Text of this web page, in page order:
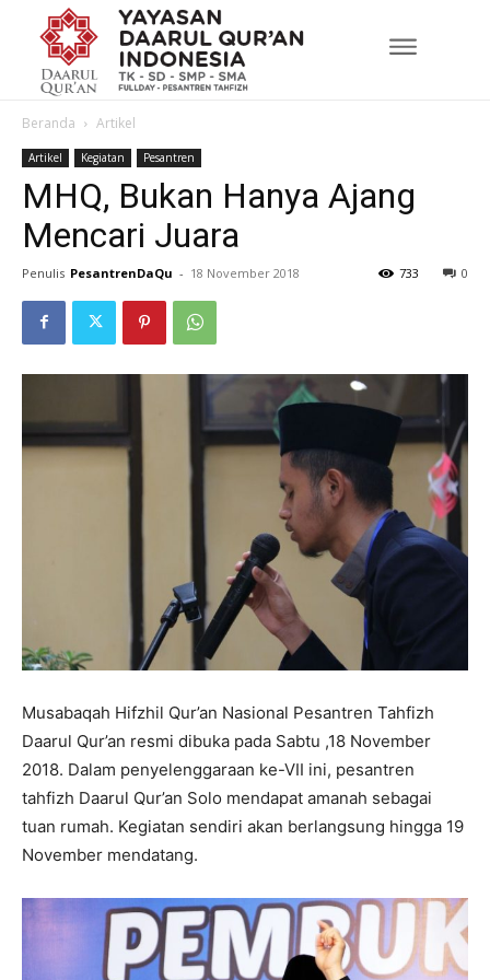
Beranda Artikel
Artikel Kegiatan Pesantren
MHQ, Bukan Hanya Ajang
Mencari Juara
Penulis PesantrenDaQu - 18 November 2018 0
733
Musabaqah Hifzhil Qur’an Nasional Pesantren Tahfizh
Daarul Qur’an resmi dibuka pada Sabtu ,18 November
2018. Dalam penyelenggaraan ke-VII ini, pesantren
tahfizh Daarul Qur’an Solo mendapat amanah sebagai
tuan rumah. Kegiatan sendiri akan berlangsung hingga 19
November mendatang.